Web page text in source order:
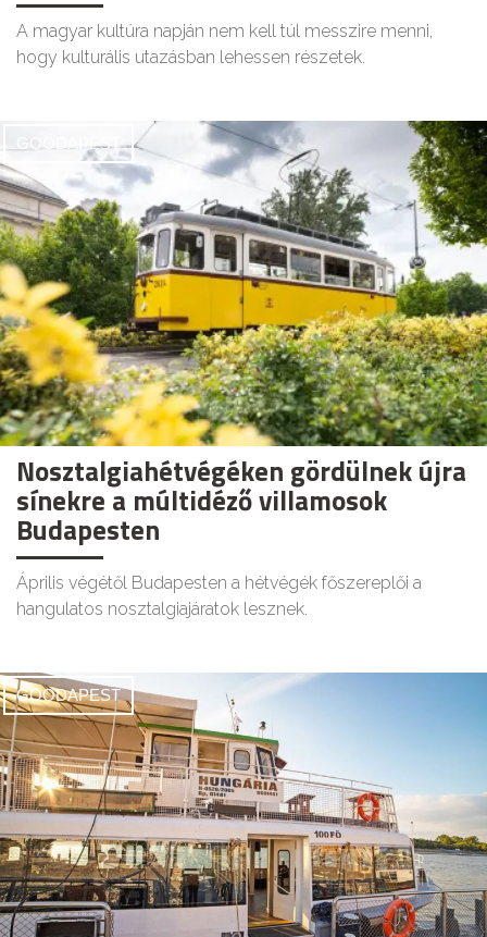
A magyar kultúra napján nem kell túl messzire menni,
hogy kulturális utazásban lehessen részetek.
GOODAPEST
Nosztalgiahétvégéken gördülnek újra
sínekre a múltidéző villamosok
Budapesten
Április végétől Budapesten a hétvégék főszereplői a
hangulatos nosztalgiajáratok lesznek.
GOODAPEST